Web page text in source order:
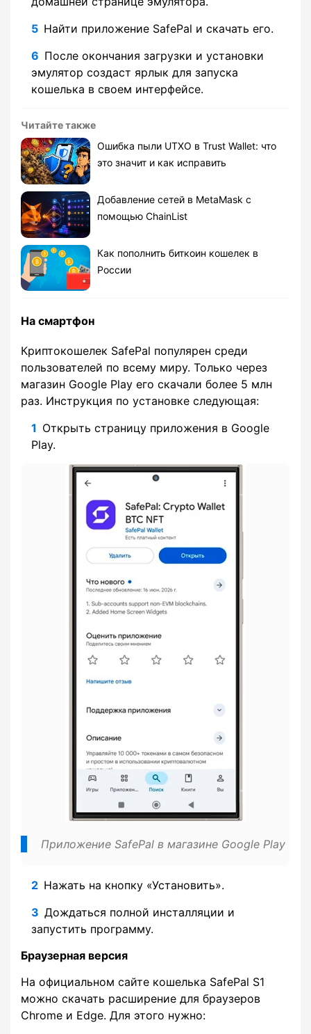
Найти приложение SafePal и скачать его.
После окончания загрузки и установки
эмулятор создаст ярлык для запуска
кошелька в своем интерфейсе.
Читайте также
Ошибка пыли UTXO в Trust Wallet: что
это значит и как исправить
Добавление сетей в MetaMask с
помощью ChainList
Как пополнить биткоин кошелек в
России
На смартфон
Криптокошелек SafePal популярен среди
пользователей по всему миру. Только через
магазин Google Play его скачали более 5 млн
раз. Инструкция по установке следующая:
Открыть страницу приложения в Google
Play.
Приложение SafePal в магазине Google Play
Нажать на кнопку «Установить».
Дождаться полной инсталляции и
запустить программу.
Браузерная версия
На официальном сайте кошелька SafePal S1
можно скачать расширение для браузеров
Chrome и Edge. Для этого нужно: